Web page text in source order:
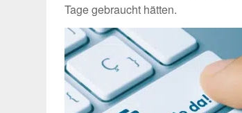
Tage gebraucht hätten.